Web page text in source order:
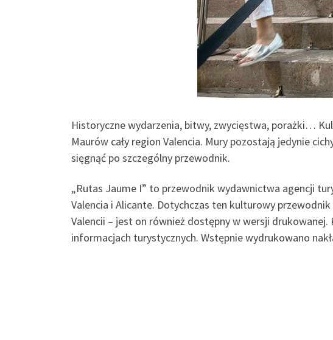
Historyczne wydarzenia, bitwy, zwycięstwa, porażki…
Maurów cały region Valencia. Mury pozostają jedynie
sięgnąć po szczególny przewodnik.
„Rutas Jaume I” to przewodnik wydawnictwa agencji
Valencia i Alicante. Dotychczas ten kulturowy
Valencii – jest on również dostępny w wersji
informacjach turystycznych. Wstępnie wydrukowano